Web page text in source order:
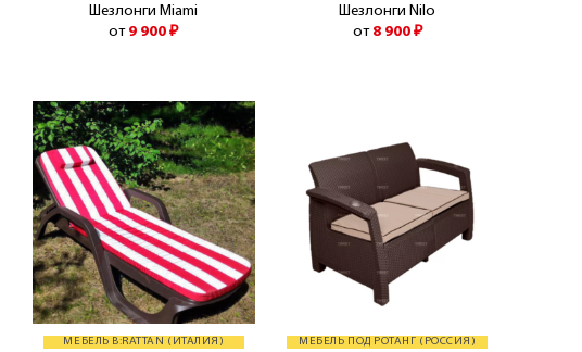
Шезлонги Miami
от 9 900₽
Шезлонги Nilo
от 8 900 ₽
МЕБЕЛЬ B:RATTAN (ИТАЛИЯ) МЕБЕЛЬ ПОД РОТАНГ (РОССИЯ)